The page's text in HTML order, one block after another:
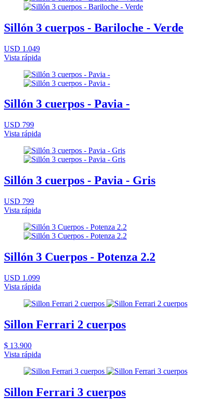
Sillón 3 cuerpos - Bariloche - Verde
USD 1.049
Vista rápida
Sillón 3 cuerpos - Pavia -
USD 799
Vista rápida
Sillón 3 cuerpos - Pavia - Gris
USD 799
Vista rápida
Sillón 3 Cuerpos - Potenza 2.2
USD 1.099
Vista rápida
Sillon Ferrari 2 cuerpos
$ 13.900
Vista rápida
Sillon Ferrari 3 cuerpos